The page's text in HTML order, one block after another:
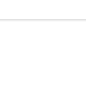
para uma oficina mais